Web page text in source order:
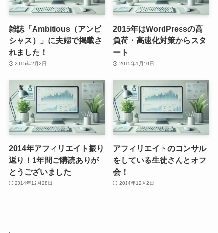
雑誌「Ambitious（アンビ
シャス）」に夫婦で掲載さ
れました！
2015年2月2日
2015年はWordPressの高
負荷・高速化対策からスタ
ート
2015年1月10日
2014年アフィリエイト振り
返り！1年間ご購読ありが
とうございました
2014年12月28日
アフィリエイトのコンサル
をしている生徒さんとオフ
会！
2014年12月2日